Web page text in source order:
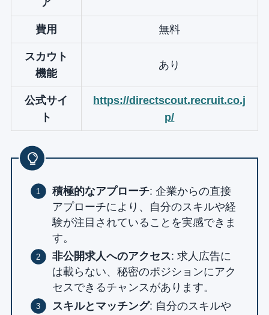
費用 無料
スカウト
機能
あり
公式サイ
ト
https://directscout.recruit.co.j
p/
積極的なアプローチ: 企業からの直接
アプローチにより、自分のスキルや経
験が注目されていることを実感できま
す。
非公開求人へのアクセス: 求人広告に
は載らない、秘密のポジションにアク
セスできるチャンスがあります。
スキルとマッチング: 自分のスキルや